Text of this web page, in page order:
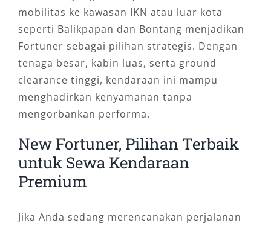
mobilitas ke kawasan IKN atau luar kota
seperti Balikpapan dan Bontang menjadikan
Fortuner sebagai pilihan strategis. Dengan
tenaga besar, kabin luas, serta ground
clearance tinggi, kendaraan ini mampu
menghadirkan kenyamanan tanpa
mengorbankan performa.
New Fortuner, Pilihan Terbaik
untuk Sewa Kendaraan
Premium
Jika Anda sedang merencanakan perjalanan